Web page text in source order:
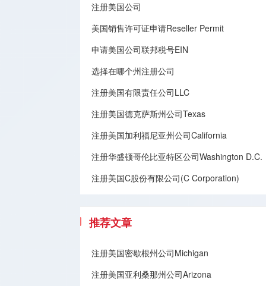
注册美国公司
美国销售许可证申请Reseller Permit
申请美国公司联邦税号EIN
选择在哪个州注册公司
注册美国有限责任公司LLC
注册美国德克萨斯州公司Texas
注册美国加利福尼亚州公司California
注册华盛顿哥伦比亚特区公司Washington D.C.
注册美国C股份有限公司(C Corporation)
推荐文章
注册美国密歇根州公司Michigan
注册美国亚利桑那州公司Arizona